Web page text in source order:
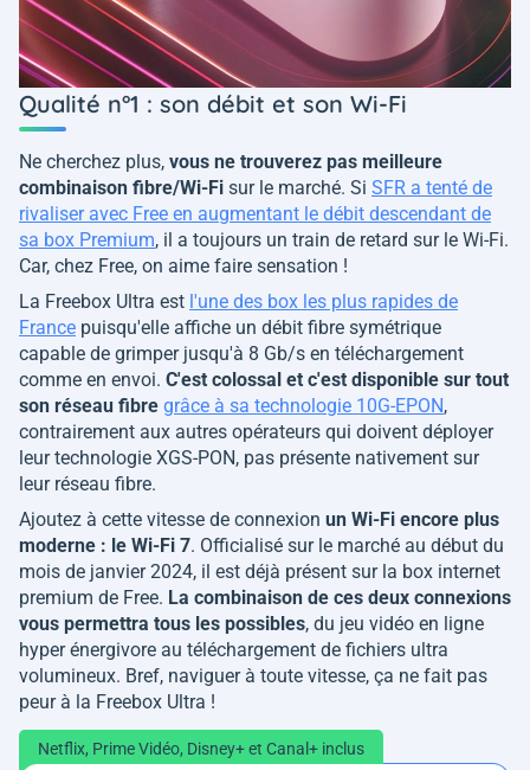
Qualité n°1 : son débit et son Wi-Fi
Ne cherchez plus, vous ne trouverez pas meilleure
combinaison fibre/Wi-Fi sur le marché. Si SFR a tenté de
rivaliser avec Free en augmentant le débit descendant de
sa box Premium, il a toujours un train de retard sur le Wi-Fi.
Car, chez Free, on aime faire sensation !
La Freebox Ultra est l'une des box les plus rapides de
France puisqu'elle affiche un débit fibre symétrique
capable de grimper jusqu'à 8 Gb/s en téléchargement
comme en envoi. C'est colossal et c'est disponible sur tout
son réseau fibre grâce à sa technologie 10G-EPON,
contrairement aux autres opérateurs qui doivent déployer
leur technologie XGS-PON, pas présente nativement sur
leur réseau fibre.
Ajoutez à cette vitesse de connexion un Wi-Fi encore plus
moderne : le Wi-Fi 7. Officialisé sur le marché au début du
mois de janvier 2024, il est déjà présent sur la box internet
premium de Free. La combinaison de ces deux connexions
vous permettra tous les possibles, du jeu vidéo en ligne
hyper énergivore au téléchargement de fichiers ultra
volumineux. Bref, naviguer à toute vitesse, ça ne fait pas
peur à la Freebox Ultra !
Netflix, Prime Vidéo, Disney+ et Canal+ inclus